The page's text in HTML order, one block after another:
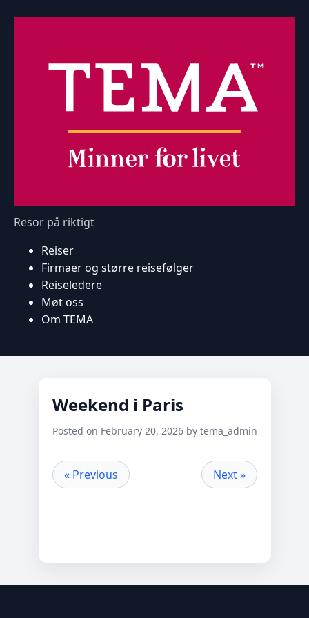
Resor på riktigt
Reiser
Firmaer og større reisefølger
Reiseledere
Møt oss
Om TEMA
Weekend i Paris
Posted on February 20, 2026 by tema_admin
« Previous Next »